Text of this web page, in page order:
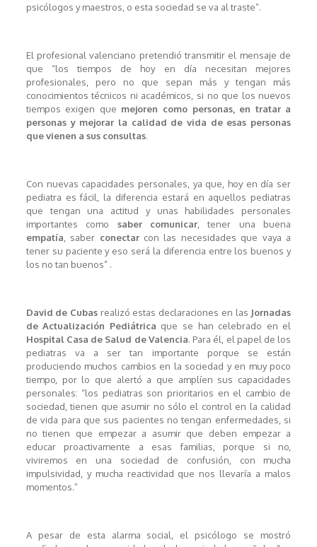
psicólogos y maestros, o esta sociedad se va al traste”.
El profesional valenciano pretendió transmitir el mensaje de
que “los tiempos de hoy en día necesitan mejores
profesionales, pero no que sepan más y tengan más
conocimientos técnicos ni académicos, si no que los nuevos
tiempos exigen que mejoren como personas, en tratar a
personas y mejorar la calidad de vida de esas personas
que vienen a sus consultas.
Con nuevas capacidades personales, ya que, hoy en día ser
pediatra es fácil, la diferencia estará en aquellos pediatras
que tengan una actitud y unas habilidades personales
importantes como saber comunicar , tener una buena
empatía , saber conectarcon las necesidades que vaya a
tener su paciente y eso será la diferencia entre los buenos y
los no tan buenos” .
David de Cubas realizó estas declaraciones en las Jornadas
de Actualización Pediátrica que se han celebrado en el
Hospital Casa de Salud de Valencia. Para él, el papel de los
pediatras va a ser tan importante porque se están
produciendo muchos cambios en la sociedad y en muy poco
tiempo, por lo que alertó a que amplíen sus capacidades
personales: “los pediatras son prioritarios en el cambio de
sociedad, tienen que asumir no sólo el control en la calidad
de vida para que sus pacientes no tengan enfermedades, si
no tienen que empezar a asumir que deben empezar a
educar proactivamente a esas familias, porque si no,
viviremos en una sociedad de confusión, con mucha
impulsividad, y mucha reactividad que nos llevaría a malos
momentos.”
A pesar de esta alarma social, el psicólogo se mostró